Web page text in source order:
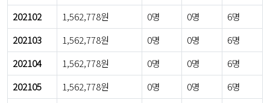
202102
1,562,778원 0명 0명
6명
202103
1,562,778원 0명 0명
6명
202104
1,562,778원 0명 0명
6명
202105
1,562,778원 0명 0명
6명